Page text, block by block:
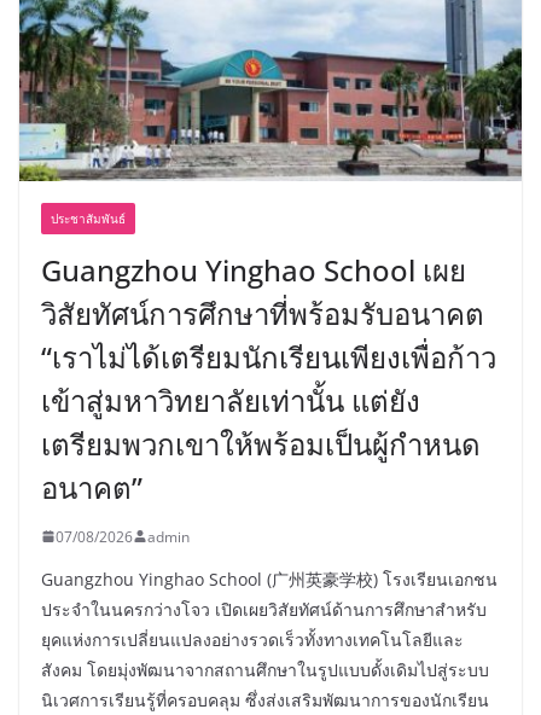
ประชาสัมพันธ์
Guangzhou Yinghao School เผย
วิสัยทัศน์การศึกษาที่พร้อมรับอนาคต
“เราไม่ได้เตรียมนักเรียนเพียงเพื่อก้าว
เข้าสู่มหาวิทยาลัยเท่านั้น แต่ยัง
เตรียมพวกเขาให้พร้อมเป็นผู้กำหนด
อนาคต”
07/08/2026 admin
Guangzhou Yinghao School (广州英豪学校) โรงเรียนเอกชน
ประจำในนครกว่างโจว เปิดเผยวิสัยทัศน์ด้านการศึกษาสำหรับ
ยุคแห่งการเปลี่ยนแปลงอย่างรวดเร็วทั้งทางเทคโนโลยีและ
สังคม โดยมุ่งพัฒนาจากสถานศึกษาในรูปแบบดั้งเดิมไปสู่ระบบ
นิเวศการเรียนรู้ที่ครอบคลุม ซึ่งส่งเสริมพัฒนาการของนักเรียน